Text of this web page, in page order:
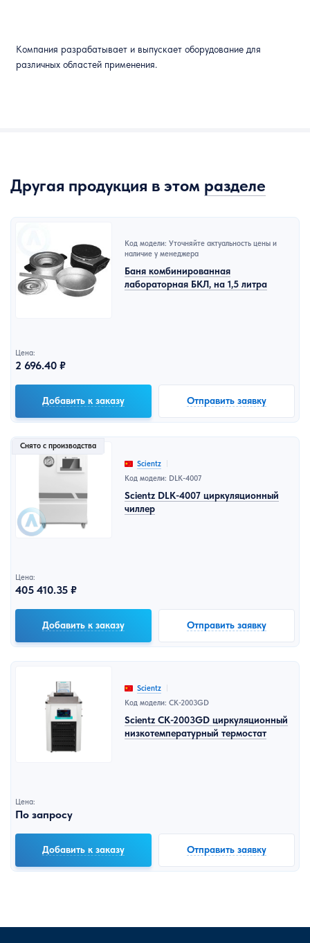
Компания разрабатывает и выпускает оборудование для
различных областей применения.
Другая продукция в этом разделе
Код модели: Уточняйте актуальность цены и
наличие у менеджера
Баня комбинированная
лабораторная БКЛ, на 1,5 литра
Цена:
2 696.40 ₽
Добавить к заказу Отправить заявку
Снято с производства
Scientz
Код модели: DLK-4007
Scientz DLK-4007 циркуляционный
чиллер
Цена:
405 410.35 ₽
Добавить к заказу Отправить заявку
Scientz
Код модели: CK-2003GD
Scientz CK-2003GD циркуляционный
низкотемпературный термостат
Цена:
По запросу
Добавить к заказу Отправить заявку